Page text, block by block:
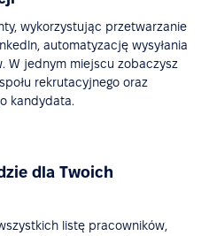
wykorzystując przetwarzanie
automatyzację wysyłania
W jednym miejscu zobaczysz
rekrutacyjnego oraz
kandydata.
dla Twoich
listę pracowników,